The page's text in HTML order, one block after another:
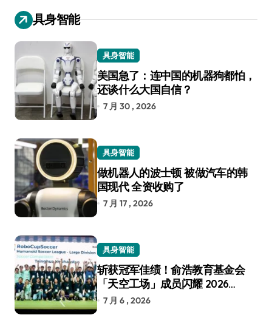
具身智能
具身智能
美国急了：连中国的机器狗都怕，
还谈什么大国自信？
7 月 30 , 2026
具身智能
做机器人的波士顿 被做汽车的韩
国现代 全资收购了
7 月 17 , 2026
具身智能
斩获冠军佳绩！俞浩教育基金会
「天空工场」成员闪耀 2026
RoboCup 机器人世界杯
7 月 6 , 2026